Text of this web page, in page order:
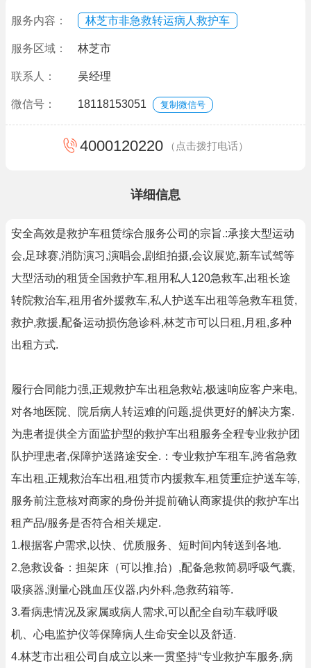
服务内容： 林芝市非急救转运病人救护车
服务区域： 林芝市
联系人： 吴经理
微信号： 18118153051 复制微信号
4000120220 （点击拨打电话）
详细信息
安全高效是救护车租赁综合服务公司的宗旨.:承接大型运动
会,足球赛,消防演习,演唱会,剧组拍摄,会议展览,新车试驾等
大型活动的租赁全国救护车,租用私人120急救车,出租长途
转院救治车,租用省外援救车,私人护送车出租等急救车租赁,
救护,救援,配备运动损伤急诊科,林芝市可以日租,月租,多种
出租方式.
履行合同能力强,正规救护车出租急救站,极速响应客户来电,
对各地医院、院后病人转运难的问题,提供更好的解决方案.
为患者提供全方面监护型的救护车出租服务全程专业救护团
队护理患者,保障护送路途安全.：专业救护车租车,跨省急救
车出租,正规救治车出租,租赁市内援救车,租赁重症护送车等,
服务前注意核对商家的身份并提前确认商家提供的救护车出
租产品/服务是否符合相关规定.
1.根据客户需求,以快、优质服务、短时间内转送到各地.
2.急救设备：担架床（可以推,抬）,配备急救简易呼吸气囊,
吸痰器,测量心跳血压仪器,内外科,急救药箱等.
3.看病患情况及家属或病人需求,可以配全自动车载呼吸
机、心电监护仪等保障病人生命安全以及舒适.
4.林芝市出租公司自成立以来一贯坚持“专业救护车服务,病